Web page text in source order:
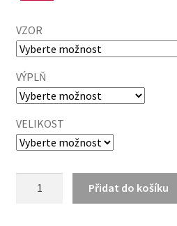
VZOR
VÝPLŇ
VELIKOST
Přidat do košíku